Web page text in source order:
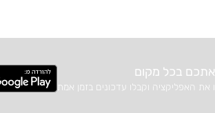
את האפליקציה וקבלו עדכונים בזמן אמת